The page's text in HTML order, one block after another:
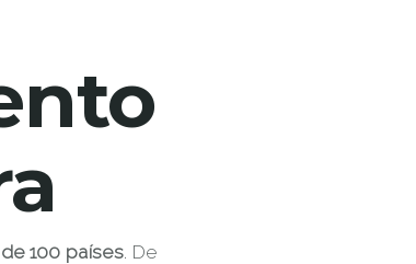
100 países . De